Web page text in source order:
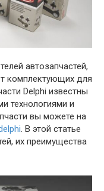
автозапчастей,
комплектующих для
Delphi известны
технологиями и
вы можете на
. В этой статье
их преимущества